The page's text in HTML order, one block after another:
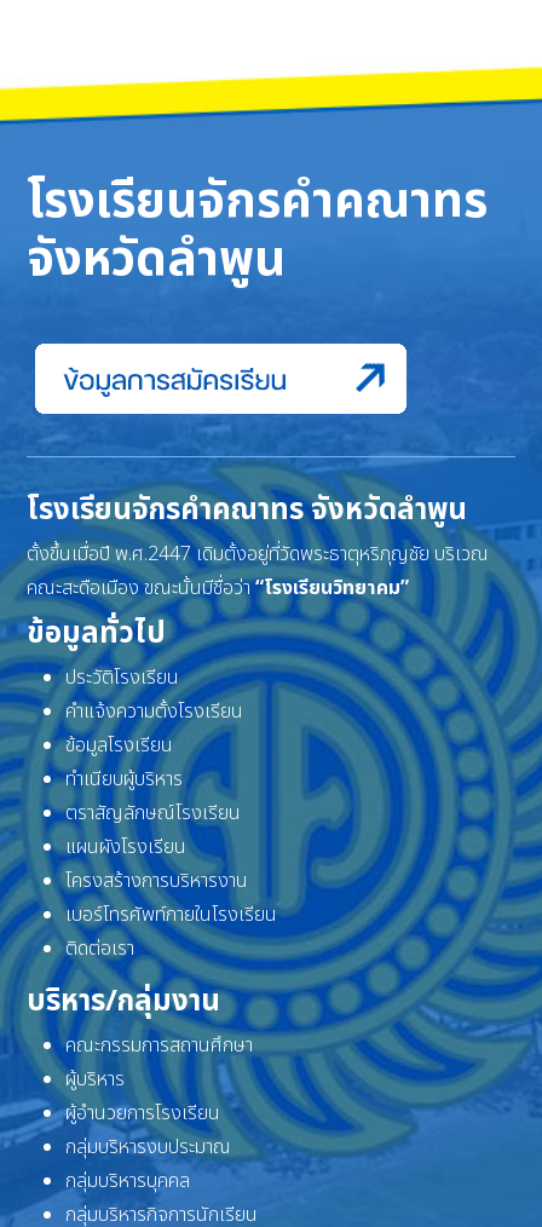
โรงเรียนจักรคำคณาทร
จังหวัดลำพูน
โรงเรียนจักรคำคณาทร จังหวัดลำพูน
ตั้งขึ้นเมื่อปี พ.ศ.2447 เดิมตั้งอยู่ที่วัดพระธาตุหริภุญชัย บริเวณ
คณะสะดือเมือง ขณะนั้นมีชื่อว่า“โรงเรียนวิทยาคม”
ข้อมูลทั่วไป
ประวัติโรงเรียน
คำแจ้งความตั้งโรงเรียน
ข้อมูลโรงเรียน
ทำเนียบผู้บริหาร
ตราสัญลักษณ์โรงเรียน
แผนผังโรงเรียน
โครงสร้างการบริหารงาน
เบอร์โทรศัพท์ภายในโรงเรียน
ติดต่อเรา
บริหาร/กลุ่มงาน
คณะกรรมการสถานศึกษา
ผู้บริหาร
ผู้อำนวยการโรงเรียน
กลุ่มบริหารงบประมาณ
กลุ่มบริหารบุคคล
กลุ่มบริหารกิจการนักเรียน